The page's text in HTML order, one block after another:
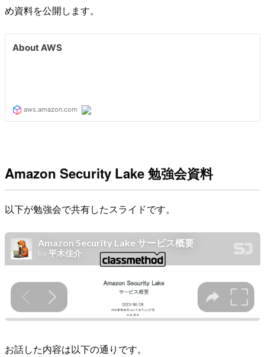
め資料を公開します。
Amazon Security Lake 勉強会資料
以下が勉強会で共有したスライドです。
お話した内容は以下の通りです。